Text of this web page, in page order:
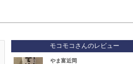
モコモコさんのレビュー
やま富近岡